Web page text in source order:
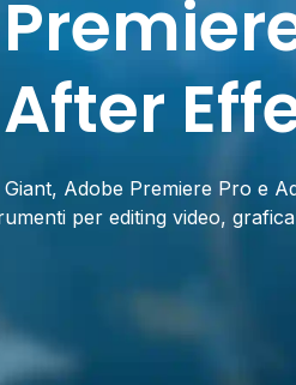
Adobe Premiere Pro e
per editing video,